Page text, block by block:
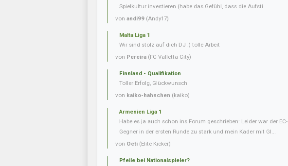
Spielkultur investieren (habe das Gefühl, dass die Aufsti...
von andi99 (Andy17)
Malta Liga 1
Wir sind stolz auf dich DJ :) tolle Arbeit
von Pereira (FC Valletta City)
Finnland - Qualifikation
Toller Erfolg, Glückwunsch
von kaiko-hahnchen (kaiko)
Armenien Liga 1
Habe es ja auch schon ins Forum geschrieben: Leider war der EC-
Gegner in der ersten Runde zu stark und mein Kader mit Gl...
von Octi (Elite Kicker)
Pfeile bei Nationalspieler?